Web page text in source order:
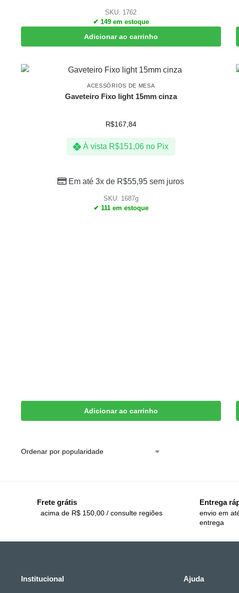
SKU: 1762
✔ 149 em estoque
Adicionar ao carrinho
ACESSÓRIOS DE MESA
Gaveteiro Fixo light 15mm cinza
R$167,84
À vista R$151,06 no Pix
Em até 3x de R$55,95 sem juros
SKU: 1687g
✔ 111 em estoque
Adicionar ao carrinho
Frete grátis
acima de R$ 150,00 / consulte regiões
Entrega
envio em
entrega
Institucional Ajuda